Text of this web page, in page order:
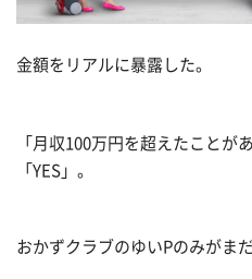
金額をリアルに暴露した。
「月収100万円を超えたことが
「YES」。
おかずクラブのゆいPのみがま